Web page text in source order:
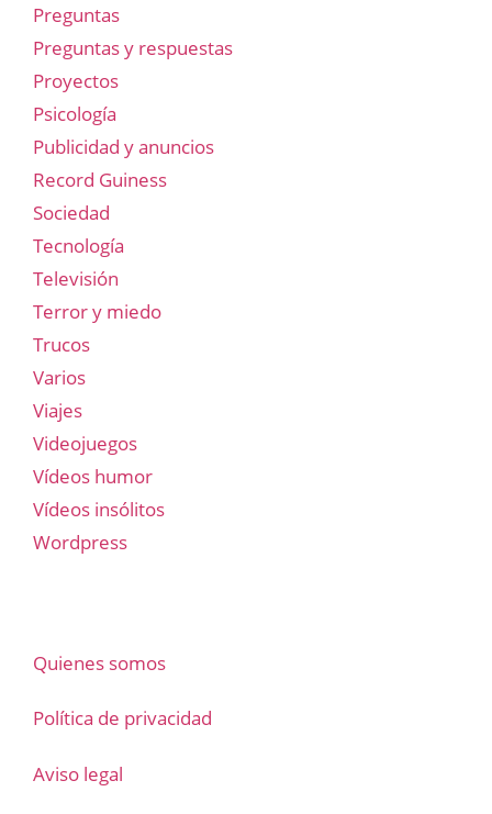
Preguntas
Preguntas y respuestas
Proyectos
Psicología
Publicidad y anuncios
Record Guiness
Sociedad
Tecnología
Televisión
Terror y miedo
Trucos
Varios
Viajes
Videojuegos
Vídeos humor
Vídeos insólitos
Wordpress
Quienes somos
Política de privacidad
Aviso legal